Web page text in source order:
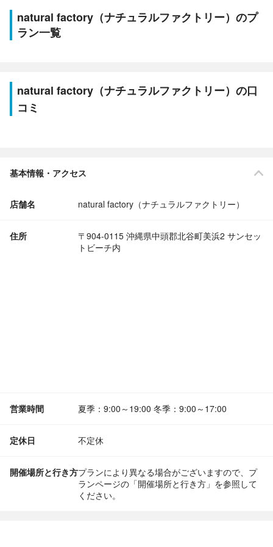
natural factory（ナチュラルファクトリー）のプ
ラン一覧
natural factory（ナチュラルファクトリー）の口
コミ
基本情報・アクセス
店舗名 natural factory（ナチュラルファクトリー）
住所
〒904-0115 沖縄県中頭郡北谷町美浜2 サンセッ
トビーチ内
営業時間 夏季：9:00～19:00 冬季：9:00～17:00
定休日 不定休
開催場所と行き方プランにより異なる場合がございますので、プ
ランページの「開催場所と行き方」を参照して
ください。